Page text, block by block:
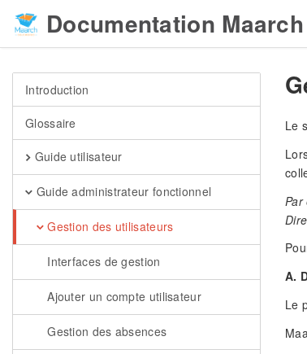
Documentation
Introduction
Glossaire
Guide utilisateur
Guide administrateur fonctionnel
Gestion des utilisateurs
Interfaces de gestion
Ajouter un compte utilisateur
Gestion des absences
Le
Par
A.
Le